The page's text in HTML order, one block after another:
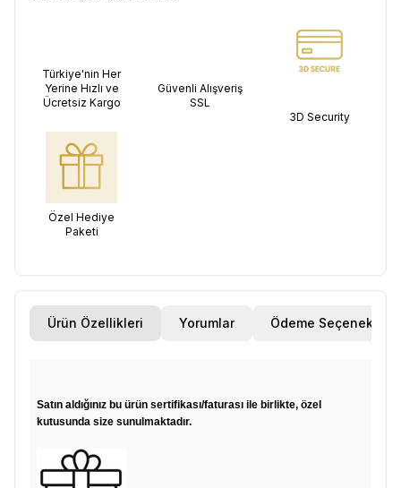
Türkiye'nin Her
Yerine Hızlı ve
Ücretsiz Kargo
Güvenli Alışveriş
SSL
3D Security
Özel Hediye
Paketi
Ürün Özellikleri Yorumlar Ödeme Seçenekleri
Satın aldığınız bu ürün sertifikası/faturası ile birlikte, özel
kutusunda size sunulmaktadır.